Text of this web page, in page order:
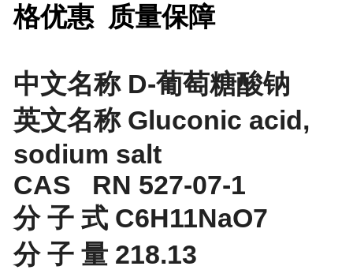
格优惠 质量保障
中文名称 D-葡萄糖酸钠
英文名称 Gluconic acid,
sodium salt
CAS RN 527-07-1
分 子 式 C6H11NaO7
分 子 量 218.13